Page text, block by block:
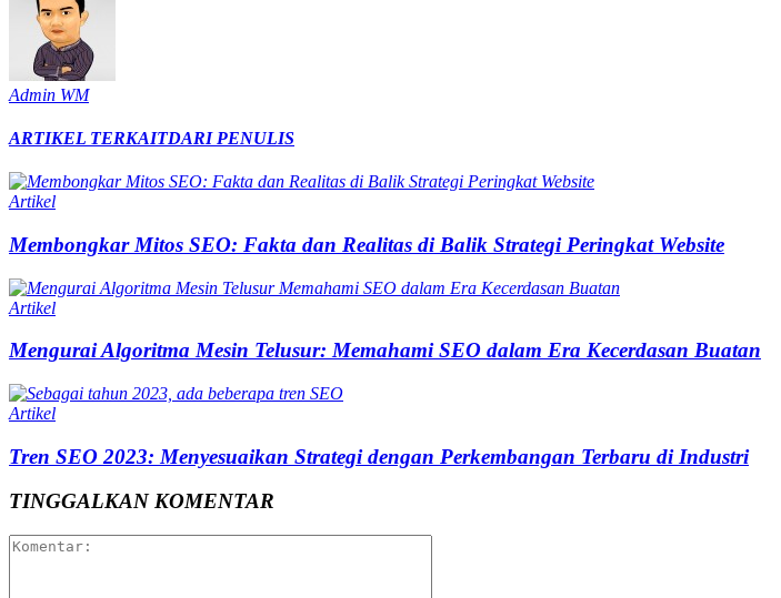
Admin WM
ARTIKEL TERKAITDARI PENULIS
Artikel
Membongkar Mitos SEO: Fakta dan Realitas di Balik Strategi Peringkat Website
Artikel
Mengurai Algoritma Mesin Telusur: Memahami SEO dalam Era Kecerdasan Buatan
Artikel
Tren SEO 2023: Menyesuaikan Strategi dengan Perkembangan Terbaru di Industri
TINGGALKAN KOMENTAR